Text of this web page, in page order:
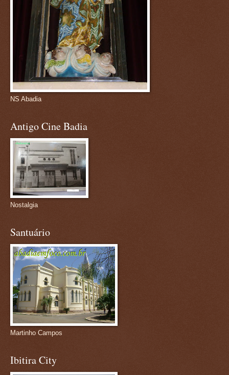
NS Abadia
Antigo Cine Badia
Nostalgia
Santuário
Martinho Campos
Ibitira City